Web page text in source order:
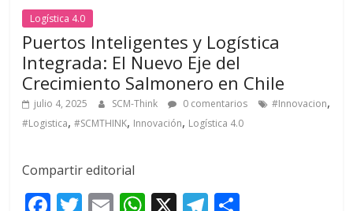
Logística 4.0
Puertos Inteligentes y Logística
Integrada: El Nuevo Eje del
Crecimiento Salmonero en Chile
julio 4, 2025 SCM-Think 0 comentarios #Innovacion,
#Logistica,#SCMTHINK, Innovación, Logística 4.0
Compartir editorial